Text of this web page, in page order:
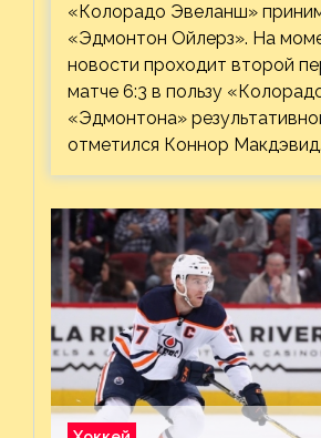
«Колорадо Эвеланш»
«Эдмонтон Ойлерз». На
новости проходит второй
матче 6:3 в пользу
«Эдмонтона»
отметился Коннор